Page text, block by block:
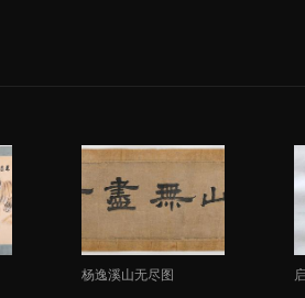
杨逸溪山无尽图